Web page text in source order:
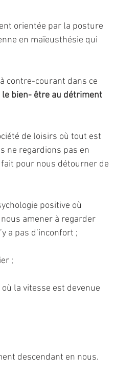
orientée par la posture
en maïeusthésie qui
contre-courant dans ce
le bien- être au détriment
de loisirs où tout est
ne regardions pas en
pour nous détourner de
positive où
amener à regarder
a pas d’inconfort ;
;
la vitesse est devenue
descendant en nous.